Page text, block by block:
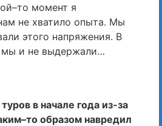
момент я
не хватило опыта. Мы
этого напряжения. В
мы и не выдержали…
в начале года из-за
образом навредил